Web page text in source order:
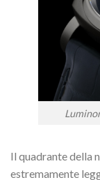
Il quadrante della
estremamente